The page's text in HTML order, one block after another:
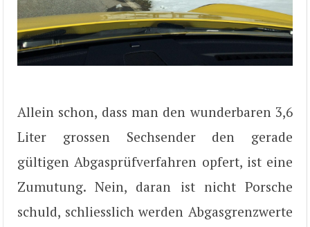
Allein schon, dass man den wunderbaren 3,6
Liter grossen Sechsender den gerade
gültigen Abgasprüfverfahren opfert, ist eine
Zumutung. Nein, daran ist nicht Porsche
schuld, schliesslich werden Abgasgrenzwerte